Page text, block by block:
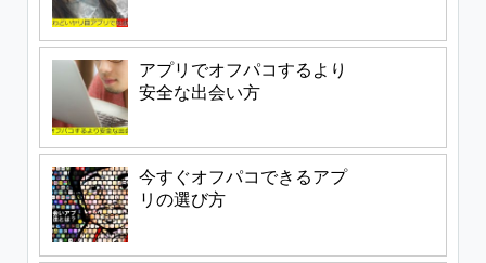
アプリでオフパコするより
安全な出会い方
今すぐオフパコできるアプ
リの選び方